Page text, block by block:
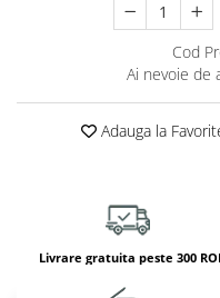
Dezvoltare psihomotrica
Dezvoltare vestibulara
Jucarii de echilibru
Mingi terapeutice
Module din burete
Motricitate fina
Cod
Ai nevoie de
Adauga la
Livrare gratuita peste 300